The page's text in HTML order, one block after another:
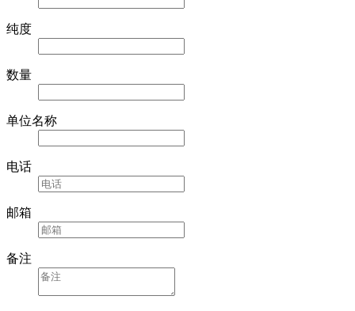
纯度
数量
单位名称
电话
邮箱
备注